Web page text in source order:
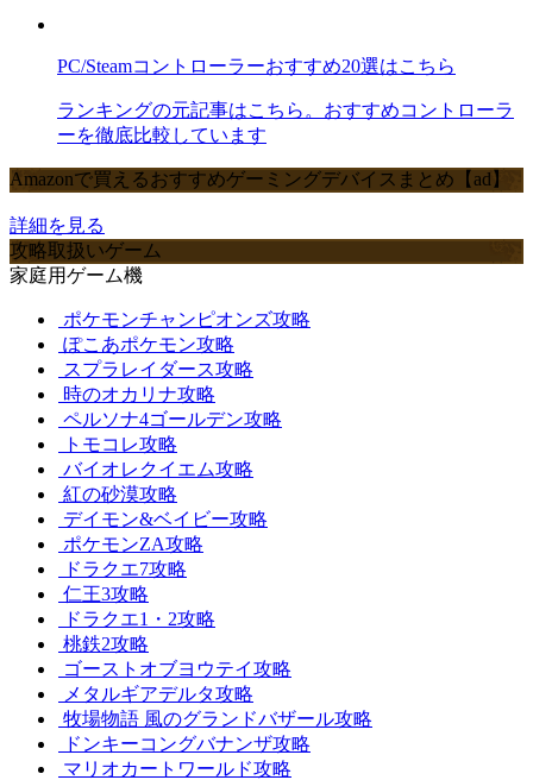
PC/Steamコントローラーおすすめ20選はこちら
ランキングの元記事はこちら。おすすめコントローラ
ーを徹底比較しています
Amazonで買えるおすすめゲーミングデバイスまとめ【ad】
詳細を見る
攻略取扱いゲーム
家庭用ゲーム機
ポケモンチャンピオンズ攻略
ぽこあポケモン攻略
スプラレイダース攻略
時のオカリナ攻略
ペルソナ4ゴールデン攻略
トモコレ攻略
バイオレクイエム攻略
紅の砂漠攻略
デイモン&ベイビー攻略
ポケモンZA攻略
ドラクエ7攻略
仁王3攻略
ドラクエ1・2攻略
桃鉄2攻略
ゴーストオブヨウテイ攻略
メタルギアデルタ攻略
牧場物語 風のグランドバザール攻略
ドンキーコングバナンザ攻略
マリオカートワールド攻略